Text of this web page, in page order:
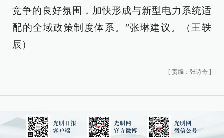
竞争的良好氛围，加快形成与新型电力系统适
配的全域政策制度体系。”张琳建议。（王轶
辰）
[ 责编：张诗奇 ]